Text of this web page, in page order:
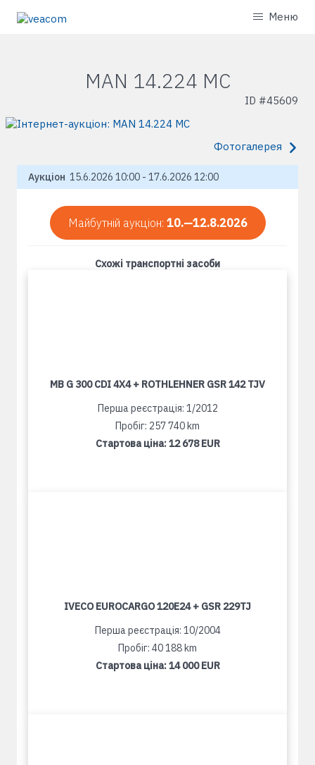
Меню
MAN 14.224 MC
ID #45609
Фотогалерея
Аукціон 15.6.2026 10:00 - 17.6.2026 12:00
Майбутній аукціон: 10.—12.8.2026
Схожі транспортні засоби
MB G 300 CDI 4X4 + ROTHLEHNER GSR 142 TJV
Перша реєстрація: 1/2012
Пробіг: 257 740 km
Стартова ціна:12 678 EUR
IVECO EUROCARGO 120E24 + GSR 229TJ
Перша реєстрація: 10/2004
Пробіг: 40 188 km
Стартова ціна:14 000 EUR